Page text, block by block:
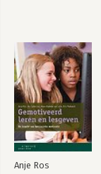
Anje Ros